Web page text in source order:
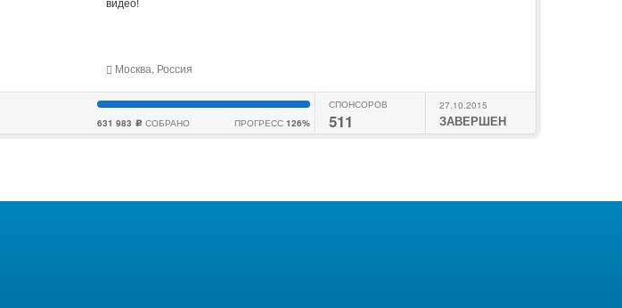
Москва, Россия
631 983 c СОБРАНО ПРОГРЕСС 126%
СПОНСОРОВ
511
27.10.2015
ЗАВЕРШЕН